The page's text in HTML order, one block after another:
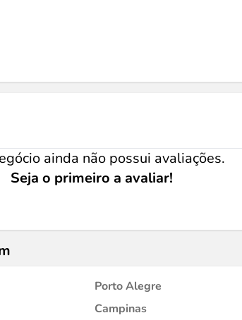
ainda não possui avaliações.
Seja o primeiro a avaliar!
Porto Alegre
Campinas